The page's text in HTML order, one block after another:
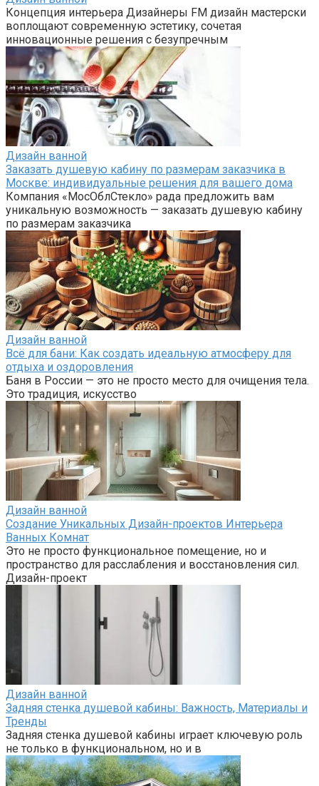
Концепция интерьера Дизайнеры FM дизайн мастерски
воплощают современную эстетику, сочетая
инновационные решения с безупречным
Дизайн ванной
Заказать душевую кабину по размерам заказчика в
Москве: индивидуальные решения для вашего дома
Компания «МосОблСтекло» рада предложить вам
уникальную возможность — заказать душевую кабину
по размерам заказчика
Дизайн ванной
Всё для бани: Как создать идеальную атмосферу для
отдыха и оздоровления
Баня в России — это не просто место для очищения тела.
Это традиция, искусство
Дизайн ванной
Создание Уникальных Дизайн-проектов Интерьера
Ванных Комнат
Это не просто функциональное помещение, но и
пространство для расслабления и восстановления сил.
Дизайн-проект
Дизайн ванной
Задняя стенка душевой кабины: Важность, Материалы и
Тренды
Задняя стенка душевой кабины играет ключевую роль
не только в функциональном, но и в